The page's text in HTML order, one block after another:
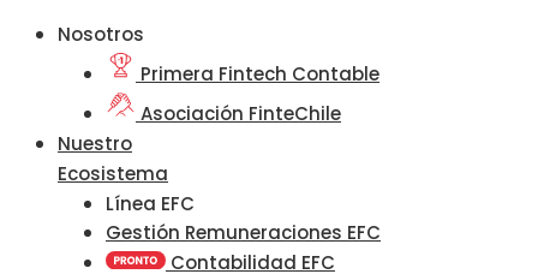
Nosotros
Primera Fintech Contable
Asociación FinteChile
Nuestro
Ecosistema
Línea EFC
Gestión Remuneraciones EFC
Contabilidad EFC